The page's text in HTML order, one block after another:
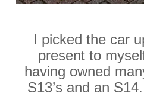
I picked the car
present to
having owned
S13’s and an